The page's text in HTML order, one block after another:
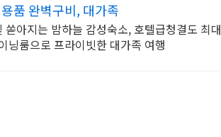
품 완벽구비, 대가족
아지는 밤하늘 감성숙소, 호텔급청결도 최대
닝룸으로 프라이빗한 대가족 여행